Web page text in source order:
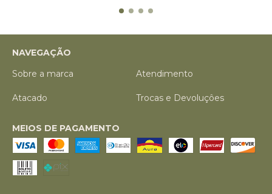
NAVEGAÇÃO
Sobre a marca
Atendimento
Atacado Trocas e Devoluçôes
MEIOS DE PAGAMENTO